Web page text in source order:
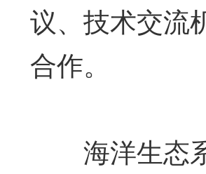
议、技术交流
合作。
海洋生态系